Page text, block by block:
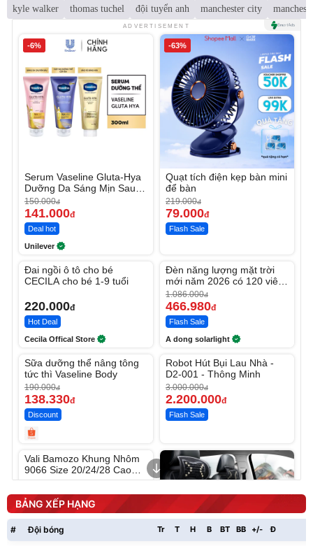
kyle walker thomas tuchel đội tuyển anh manchester city
ADVERTISEMENT
-6%
Serum Vaseline Gluta-Hya
Dưỡng Da Sáng Mịn Sau 7
Ngày
150.000đ
141.000đ
Deal hot
Unilever
-63%
Quạt tích điện kẹp bàn mini
để bàn
219.000đ
79.000đ
Flash Sale
Đai ngồi ô tô cho bé
CECILA cho bé 1-9 tuổi
220.000đ
Hot Deal
Cecila Offical Store
-56%
Đèn năng lượng mặt trời
mới năm 2026 có 120 viên
LED lớn
1.086.000đ
466.980đ
Flash Sale
A dong solarlight
-27%
Sữa dưỡng thể nâng tông
tức thì Vaseline Body
190.000đ
138.330đ
Discount
-26%
Robot Hút Bụi Lau Nhà -
D2-001 - Thông Minh
3.000.000đ
2.200.000đ
Flash Sale
Vali Bamozo Khung Nhôm
9066 Size 20/24/28 Cao
Cấp
1.000.000
825.000đ
Flash Sale
BẢNG XẾP HẠNG
# Đội bóng Tr T H B BT BB +/- Đ